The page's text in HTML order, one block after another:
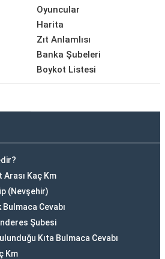
Oyuncular
Harita
Zıt Anlamlısı
Banka Şubeleri
Boykot Listesi
Kaç Km
(Nevşehir)
Cevabı
Şubesi
Kıta Bulmaca Cevabı
Km